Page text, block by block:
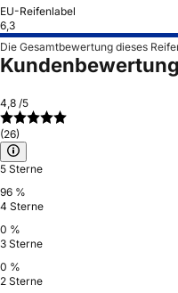
EU-Reifenlabel
6,3
Die Gesamtbewertung dieses
4,8 /5
(26)
5 Sterne
96 %
4 Sterne
0 %
3 Sterne
0 %
2 Sterne